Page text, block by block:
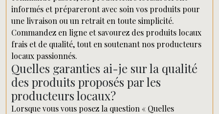
informés et prépareront avec soin vos produits pour
une livraison ou un retrait en toute simplicité.
Commandez en ligne et savourez des produits locaux
frais et de qualité, tout en soutenant nos producteurs
locaux passionnés.
Quelles garanties ai-je sur la qualité
des produits proposés par les
producteurs locaux?
Lorsque vous vous posez la question « Quelles